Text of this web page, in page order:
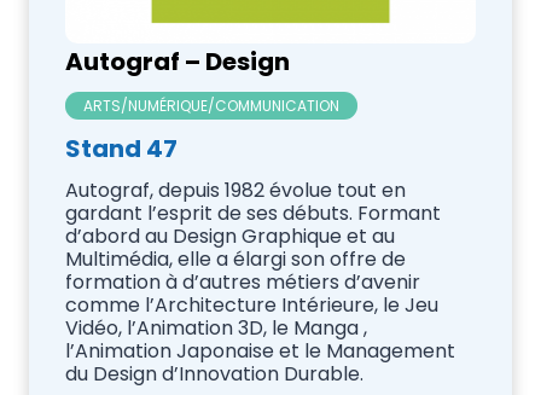
Autograf – Design
ARTS/NUMÉRIQUE/COMMUNICATION
Stand 47
Autograf, depuis 1982 évolue tout en
gardant l’esprit de ses débuts. Formant
d’abord au Design Graphique et au
Multimédia, elle a élargi son offre de
formation à d’autres métiers d’avenir
comme l’Architecture Intérieure, le Jeu
Vidéo, l’Animation 3D, le Manga ,
l’Animation Japonaise et le Management
du Design d’Innovation Durable.